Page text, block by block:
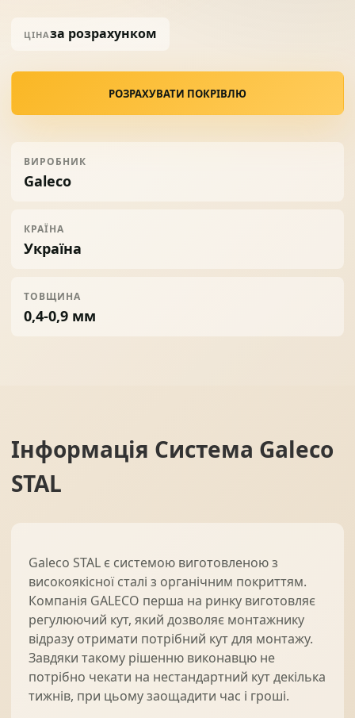
Навіси з полікарбонату
ЦІНАза розрахунком
РОЗРАХУВАТИ ПОКРІВЛЮ
ВИРОБНИК
Galeco
КРАЇНА
Україна
ТОВЩИНА
0,4-0,9 мм
Інформація Система Galeco
STAL
Galeco STAL є системою виготовленою з
високоякісної сталі з органічним покриттям.
Компанія GALECO перша на ринку виготовляє
регулюючий кут, який дозволяє монтажнику
відразу отримати потрібний кут для монтажу.
Завдяки такому рішенню виконавцю не
потрібно чекати на нестандартний кут декілька
тижнів, при цьому заощадити час і гроші.